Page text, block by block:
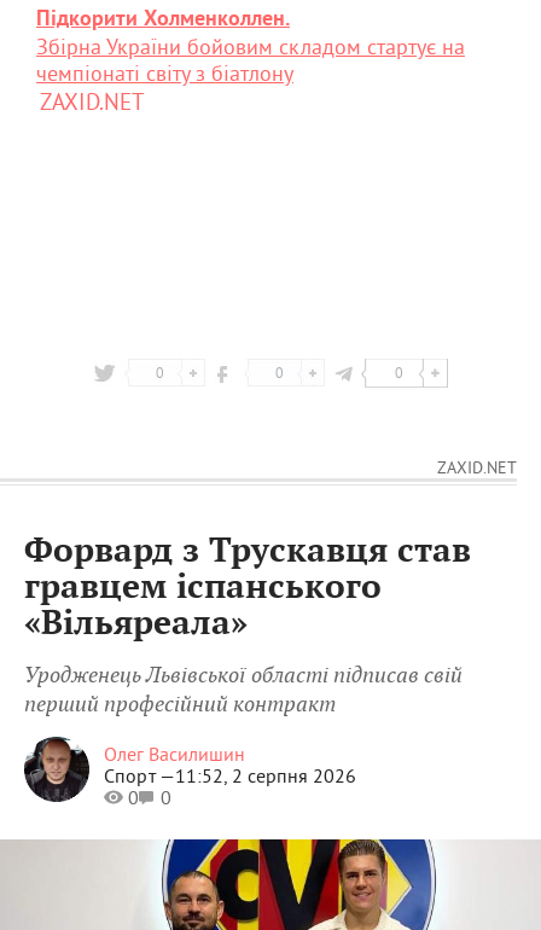
Підкорити Холменколлен.
Збірна України бойовим складом стартує на
чемпіонаті світу з біатлону
ZAXID.NET
0 0 0
ZAXID.NET
Форвард з Трускавця став
гравцем іспанського
«Вільяреала»
Уродженець Львівської області підписав свій
перший професійний контракт
Олег Василишин
Спорт —11:52, 2 серпня 2026
0
0